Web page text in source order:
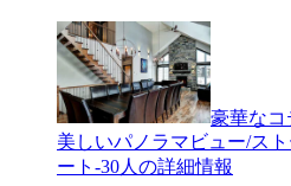
豪華なコ
美しいパノラマビュー/ス
ート-30人の詳細情報